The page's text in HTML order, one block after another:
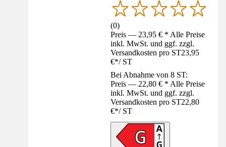
(0)
Preis — 23,95 € * Alle Preise
inkl. MwSt. und ggf. zzgl.
Versandkosten pro ST23,95
€*/ ST
Bei Abnahme von 8 ST:
Preis — 22,80 € * Alle Preise
inkl. MwSt. und ggf. zzgl.
Versandkosten pro ST22,80
€*/ ST